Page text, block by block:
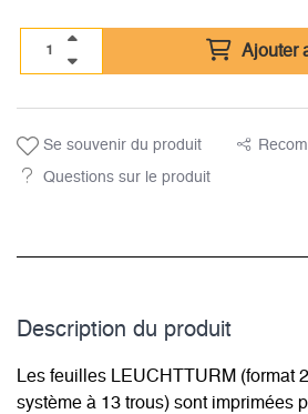
Ajouter
Se souvenir du produit
Questions sur le produit
Description du­ produit
Les feuilles LEUCHTTURM (format
système à 13 trous) sont imprimées